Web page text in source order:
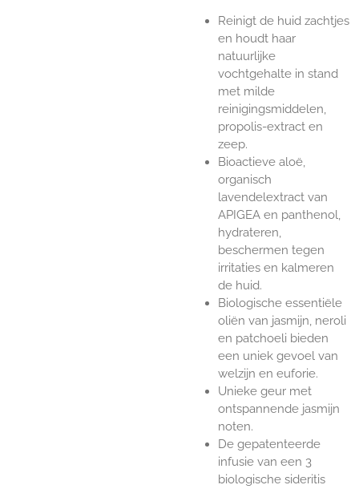
Reinigt de huid zachtjes
en houdt haar
natuurlijke
vochtgehalte in stand
met milde
reinigingsmiddelen,
propolis-extract en
zeep.
Bioactieve aloë,
organisch
lavendelextract van
APIGEA en panthenol,
hydrateren,
beschermen tegen
irritaties en kalmeren
de huid.
Biologische essentiële
oliën van jasmijn, neroli
en patchoeli bieden
een uniek gevoel van
welzijn en euforie.
Unieke geur met
ontspannende jasmijn
noten.
De gepatenteerde
infusie van een 3
biologische sideritis